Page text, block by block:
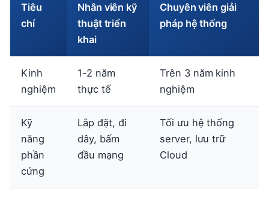
Tiêu
chí
Nhân viên kỹ
thuật triển
khai
Chuyên viên giải
pháp hệ thống
Kinh
nghiệm
1-2 năm
thực tế
Trên 3 năm kinh
nghiệm
Kỹ
năng
phần
cứng
Lắp đặt, đi
dây, bấm
đầu mạng
Tối ưu hệ thống
server, lưu trữ
Cloud